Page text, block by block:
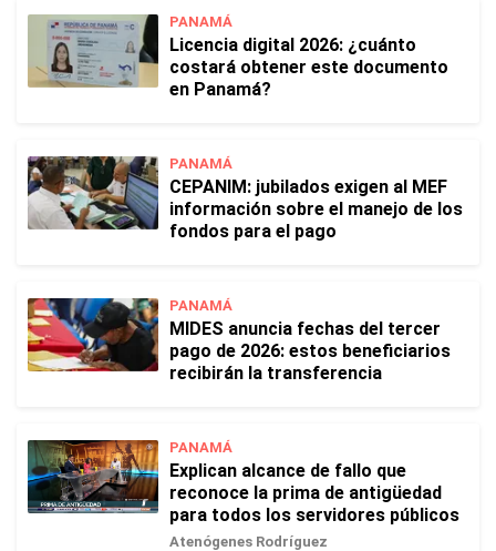
PANAMÁ
Licencia digital 2026: ¿cuánto
costará obtener este documento
en Panamá?
PANAMÁ
CEPANIM: jubilados exigen al MEF
información sobre el manejo de los
fondos para el pago
PANAMÁ
MIDES anuncia fechas del tercer
pago de 2026: estos beneficiarios
recibirán la transferencia
PANAMÁ
Explican alcance de fallo que
reconoce la prima de antigüedad
para todos los servidores públicos
Atenógenes Rodríguez